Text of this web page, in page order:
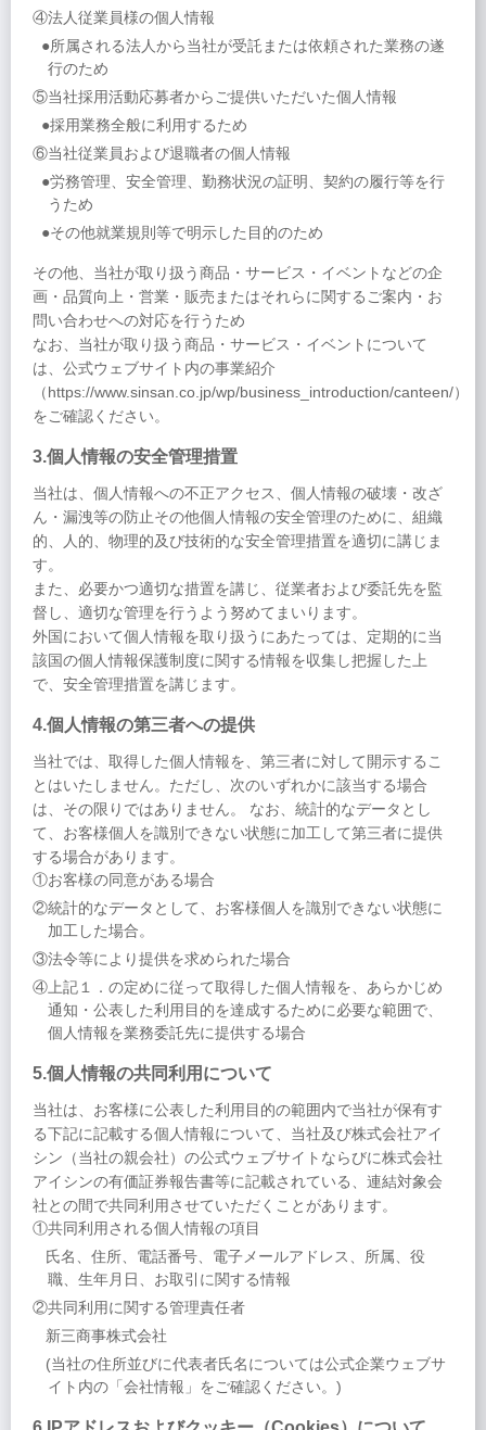
④法人従業員様の個人情報
●所属される法人から当社が受託または依頼された業務の遂
行のため
⑤当社採用活動応募者からご提供いただいた個人情報
●採用業務全般に利用するため
⑥当社従業員および退職者の個人情報
●労務管理、安全管理、勤務状況の証明、契約の履行等を行
うため
●その他就業規則等で明示した目的のため
その他、当社が取り扱う商品・サービス・イベントなどの企
画・品質向上・営業・販売またはそれらに関するご案内・お
問い合わせへの対応を行うため
なお、当社が取り扱う商品・サービス・イベントについて
は、公式ウェブサイト内の事業紹介
（https://www.sinsan.co.jp/wp/business_introduction/canteen/）
をご確認ください。
3.個人情報の安全管理措置
当社は、個人情報への不正アクセス、個人情報の破壊・改ざ
ん・漏洩等の防止その他個人情報の安全管理のために、組織
的、人的、物理的及び技術的な安全管理措置を適切に講じま
す。
また、必要かつ適切な措置を講じ、従業者および委託先を監
督し、適切な管理を行うよう努めてまいります。
外国において個人情報を取り扱うにあたっては、定期的に当
該国の個人情報保護制度に関する情報を収集し把握した上
で、安全管理措置を講じます。
4.個人情報の第三者への提供
当社では、取得した個人情報を、第三者に対して開示するこ
とはいたしません。ただし、次のいずれかに該当する場合
は、その限りではありません。 なお、統計的なデータとし
て、お客様個人を識別できない状態に加工して第三者に提供
する場合があります。
①お客様の同意がある場合
②統計的なデータとして、お客様個人を識別できない状態に
加工した場合。
③法令等により提供を求められた場合
④上記１．の定めに従って取得した個人情報を、あらかじめ
通知・公表した利用目的を達成するために必要な範囲で、
個人情報を業務委託先に提供する場合
5.個人情報の共同利用について
当社は、お客様に公表した利用目的の範囲内で当社が保有す
る下記に記載する個人情報について、当社及び株式会社アイ
シン（当社の親会社）の公式ウェブサイトならびに株式会社
アイシンの有価証券報告書等に記載されている、連結対象会
社との間で共同利用させていただくことがあります。
①共同利用される個人情報の項目
氏名、住所、電話番号、電子メールアドレス、所属、役
職、生年月日、お取引に関する情報
②共同利用に関する管理責任者
新三商事株式会社
(当社の住所並びに代表者氏名については公式企業ウェブサ
イト内の「会社情報」をご確認ください。)